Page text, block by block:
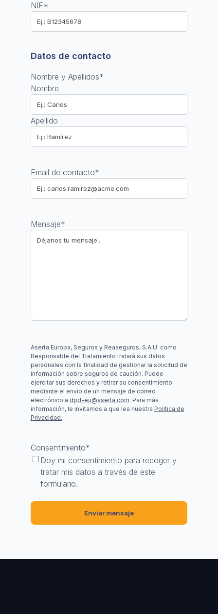
NIF*
Datos de contacto
Nombre y Apellidos*
Nombre
Apellido
Email de contacto*
Mensaje*
Aserta Europa, Seguros y Reaseguros, S.A.U. como
Responsable del Tratamiento tratará sus datos
personales con la finalidad de gestionar la solicitud de
información sobre seguros de caución. Puede
ejercitar sus derechos y retirar su consentimiento
mediante el envío de un mensaje de correo
electrónico a dpd-eu@aserta.com. Para más
información, le invitamos a que lea nuestra Política de
Privacidad.
Consentimiento*
Doy mi consentimiento para recoger y
tratar mis datos a través de este
formulario.